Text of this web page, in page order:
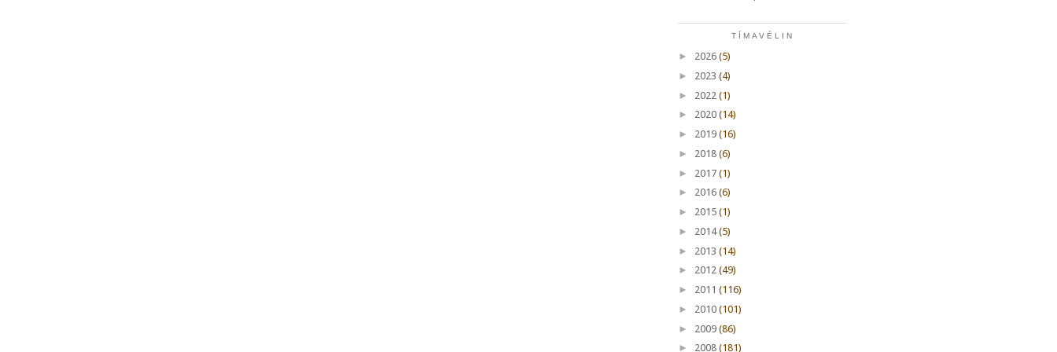
TÍMAVÉLIN
► 2026 (5)
► 2023 (4)
► 2022 (1)
► 2020 (14)
► 2019 (16)
► 2018 (6)
► 2017 (1)
► 2016 (6)
► 2015 (1)
► 2014 (5)
► 2013 (14)
► 2012 (49)
► 2011 (116)
► 2010 (101)
► 2009 (86)
► 2008 (181)